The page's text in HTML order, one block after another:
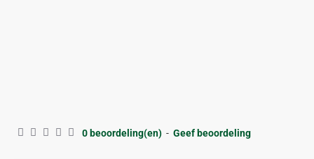
0 beoordeling(en) - Geef beoordeling